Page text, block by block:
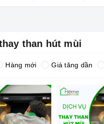
than hút mùi
Hàng mới Giá tăng dần